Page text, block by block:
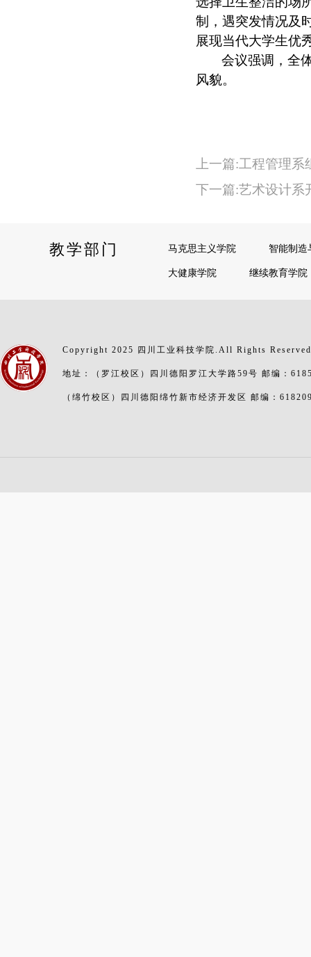
制，遇突发情况及
展现当代大学生优
会议强调，全
风貌。
上一篇:工程管理
下一篇:艺术设计系
教学部门 马克思主义学院
智能制造
大健康学院
继续教育学院
Copyright 2025 四川工业科技学院.All Rights
地址：（罗江校区）四川德阳罗江大学路59号 邮编：
（绵竹校区）四川德阳绵竹新市经济开发区 邮编：